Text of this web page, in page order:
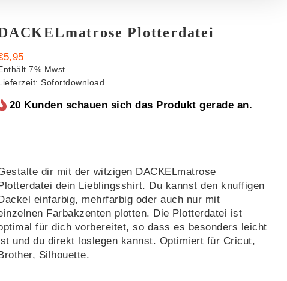
Plotterdatei
5,95
7% Mwst.
Sofortdownload
20 Kunden schauen sich das Produkt gerade an.
dir mit der witzigen DACKELmatrose
dein Lieblingsshirt. Du kannst den knuffigen
einfarbig, mehrfarbig oder auch nur mit
Farbakzenten plotten. Die Plotterdatei ist
für dich vorbereitet, so dass es besonders leicht
und du direkt loslegen kannst. Optimiert für Cricut,
Silhouette.